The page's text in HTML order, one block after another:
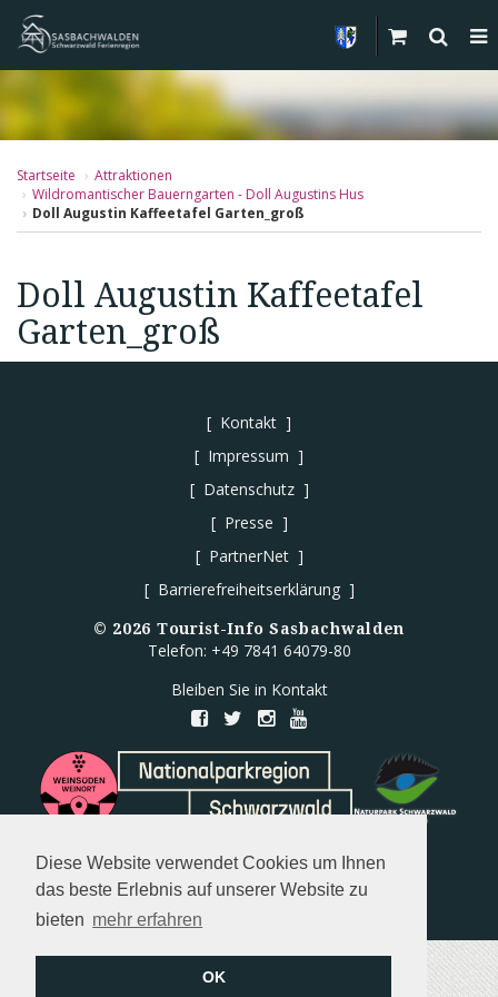
Diese Website verwendet Cookies um Ihnen
das beste Erlebnis auf unserer Website zu
bieten mehr erfahren
OK
Startseite
Attraktionen
Wildromantischer Bauerngarten - Doll Augustins Hus
Doll Augustin Kaffeetafel Garten_groß
Doll Augustin Kaffeetafel
Garten_groß
Kontakt
Impressum
Datenschutz
Presse
PartnerNet
Barrierefreiheitserklärung
© 2026 Tourist-Info Sasbachwalden
Telefon: +49 7841 64079-80
Bleiben Sie in Kontakt